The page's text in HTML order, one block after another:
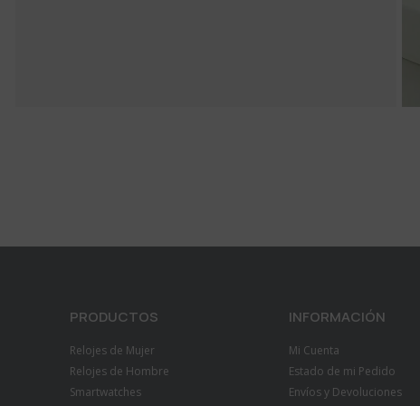
PRODUCTOS
Relojes de Mujer
Relojes de Hombre
Smartwatches
INFORMACIÓN
Mi Cuenta
Estado de mi Pedido
Envíos y Devoluciones